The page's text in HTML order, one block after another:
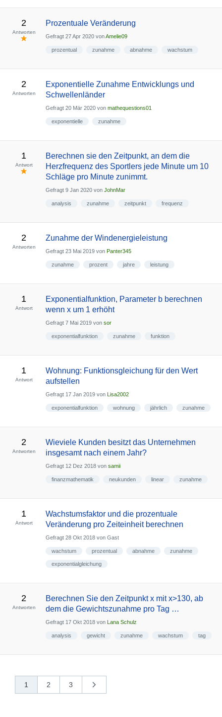
2
Antworten
Prozentuale Veränderung
Gefragt 27 Apr 2020 vonAmelie09
prozentual zunahme abnahme wachstum
2
Antworten
Exponentielle Zunahme Entwicklungs und
Schwellenländer
Gefragt 20 Mär 2020 von mathequestions01
exponentielle zunahme
1
Antwort
Berechnen sie den Zeitpunkt, an dem die
Herzfrequenz des Sportlers jede Minute um 10
Schläge pro Minute zunimmt.
Gefragt 9 Jan 2020 von JohnMar
analysis zunahme zeitpunkt frequenz
2
Antworten
Zunahme der Windenergieleistung
Gefragt 23 Mai 2019 von Panter345
zunahme prozent jahre leistung
1
Antwort
Exponentialfunktion, Parameter b berechnen
wenn x um 1 erhöht
Gefragt 7 Mai 2019 von sor
exponentialfunktion zunahme funktion
1
Antwort
Wohnung: Funktionsgleichung für den Wert
aufstellen
Gefragt 17 Jan 2019 von Lisa2002
exponentialfunktion wohnung jährlich zunahme
2
Antworten
Wieviele Kunden besitzt das Unternehmen
insgesamt nach einem Jahr?
Gefragt 12 Dez 2018 von samii
finanzmathematik neukunden linear zunahme
1
Antwort
Wachstumsfaktor und die prozentuale
Veränderung pro Zeiteinheit berechnen
Gefragt 28 Okt 2018 von Gast
wachstum prozentual abnahme zunahme
exponentialgleichung
2
Antworten
Berechnen Sie den Zeitpunkt x mit x>130, ab
dem die Gewichtszunahme pro Tag …
Gefragt 17 Okt 2018 von Lana Schulz
analysis gewicht zunahme wachstum tag
1 2 3